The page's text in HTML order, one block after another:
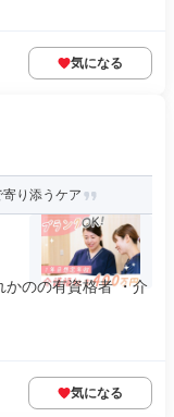
気になる
り添うケア
のの有資格者 ・介
気になる